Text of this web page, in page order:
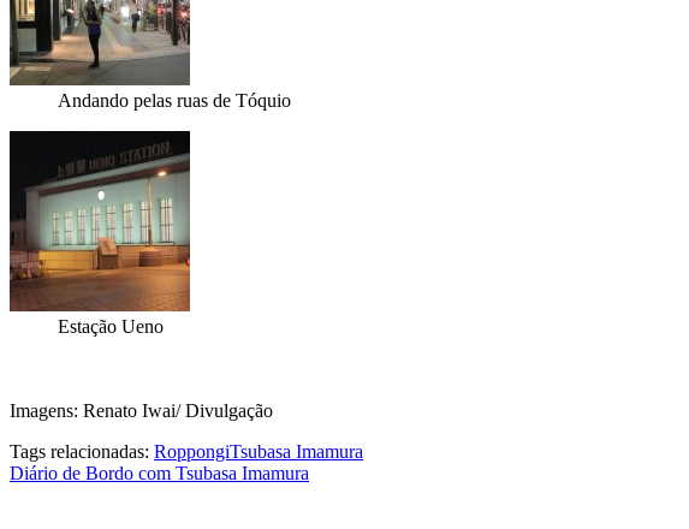
Andando pelas ruas de Tóquio
Estação Ueno
Imagens: Renato Iwai/ Divulgação
Tags relacionadas: RoppongiTsubasa Imamura
Diário de Bordo com Tsubasa Imamura